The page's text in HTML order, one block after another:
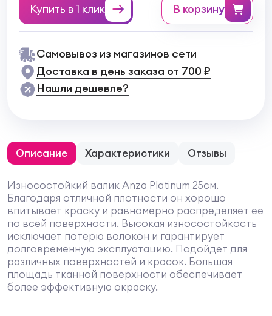
Купить в 1 клик в корзину
Самовывоз из магазинов сети
Доставка в день заказа от 700 ₽
Нашли дешевле?
Описание Характеристики Отзывы
Износостойкий валик Anza Platinum 25см.
Благодаря отличной плотности он хорошо
впитывает краску и равномерно распределяет ее
по всей поверхности. Высокая износостойкость
исключает потерю волокон и гарантирует
долговременную эксплуатацию. Подойдет для
различных поверхностей и красок. Большая
площадь тканной поверхности обеспечивает
более эффективную окраску.